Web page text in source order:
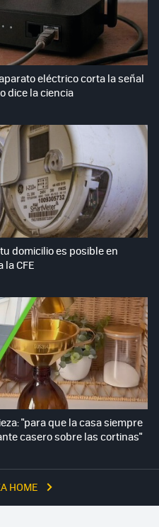
HOME
eléctrico corta la señal
dice la ciencia
domicilio es posible en
CFE
"para que la casa siempre
casero sobre las cortinas"